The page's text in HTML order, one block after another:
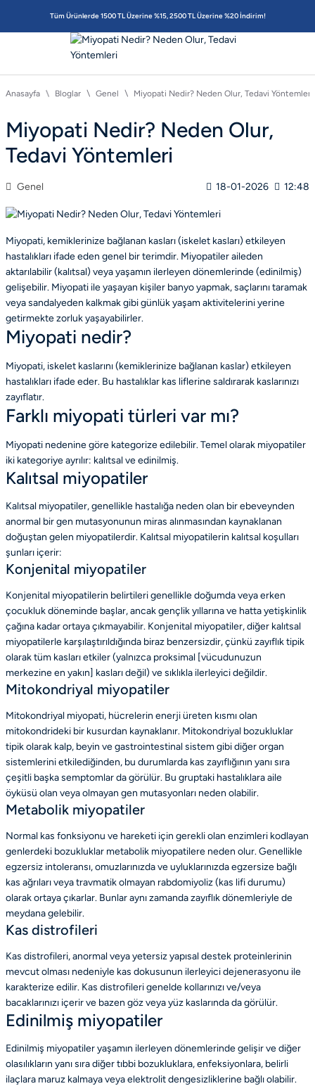
Tüm Ürünlerde 1500 TL Üzerine %15, 2500 TL Üzerine %20 İndirim!
Anasayfa Bloglar Genel Miyopati Nedir? Neden Olur, Tedavi Yöntemleri
Miyopati Nedir? Neden Olur,
Tedavi Yöntemleri
Genel 18-01-2026 12:48
Miyopati, kemiklerinize bağlanan kasları (iskelet kasları) etkileyen
hastalıkları ifade eden genel bir terimdir. Miyopatiler aileden
aktarılabilir (kalıtsal) veya yaşamın ilerleyen dönemlerinde (edinilmiş)
gelişebilir. Miyopati ile yaşayan kişiler banyo yapmak, saçlarını taramak
veya sandalyeden kalkmak gibi günlük yaşam aktivitelerini yerine
getirmekte zorluk yaşayabilirler.
Miyopati nedir?
Miyopati, iskelet kaslarını (kemiklerinize bağlanan kaslar) etkileyen
hastalıkları ifade eder. Bu hastalıklar kas liflerine saldırarak kaslarınızı
zayıflatır.
Farklı miyopati türleri var mı?
Miyopati nedenine göre kategorize edilebilir. Temel olarak miyopatiler
iki kategoriye ayrılır: kalıtsal ve edinilmiş.
Kalıtsal miyopatiler
Kalıtsal miyopatiler, genellikle hastalığa neden olan bir ebeveynden
anormal bir gen mutasyonunun miras alınmasından kaynaklanan
doğuştan gelen miyopatilerdir. Kalıtsal miyopatilerin kalıtsal koşulları
şunları içerir:
Konjenital miyopatiler
Konjenital miyopatilerin belirtileri genellikle doğumda veya erken
çocukluk döneminde başlar, ancak gençlik yıllarına ve hatta yetişkinlik
çağına kadar ortaya çıkmayabilir. Konjenital miyopatiler, diğer kalıtsal
miyopatilerle karşılaştırıldığında biraz benzersizdir, çünkü zayıflık tipik
olarak tüm kasları etkiler (yalnızca proksimal [vücudunuzun
merkezine en yakın] kasları değil) ve sıklıkla ilerleyici değildir.
Mitokondriyal miyopatiler
Mitokondriyal miyopati, hücrelerin enerji üreten kısmı olan
mitokondrideki bir kusurdan kaynaklanır. Mitokondriyal bozukluklar
tipik olarak kalp, beyin ve gastrointestinal sistem gibi diğer organ
sistemlerini etkilediğinden, bu durumlarda kas zayıflığının yanı sıra
çeşitli başka semptomlar da görülür. Bu gruptaki hastalıklara aile
öyküsü olan veya olmayan gen mutasyonları neden olabilir.
Metabolik miyopatiler
Normal kas fonksiyonu ve hareketi için gerekli olan enzimleri kodlayan
genlerdeki bozukluklar metabolik miyopatilere neden olur. Genellikle
egzersiz intoleransı, omuzlarınızda ve uyluklarınızda egzersize bağlı
kas ağrıları veya travmatik olmayan rabdomiyoliz (kas lifi durumu)
olarak ortaya çıkarlar. Bunlar aynı zamanda zayıflık dönemleriyle de
meydana gelebilir.
Kas distrofileri
Kas distrofileri, anormal veya yetersiz yapısal destek proteinlerinin
mevcut olması nedeniyle kas dokusunun ilerleyici dejenerasyonu ile
karakterize edilir. Kas distrofileri genelde kollarınızı ve/veya
bacaklarınızı içerir ve bazen göz veya yüz kaslarında da görülür.
Edinilmiş miyopatiler
Edinilmiş miyopatiler yaşamın ilerleyen dönemlerinde gelişir ve diğer
olasılıkların yanı sıra diğer tıbbi bozukluklara, enfeksiyonlara, belirli
ilaçlara maruz kalmaya veya elektrolit dengesizliklerine bağlı olabilir.